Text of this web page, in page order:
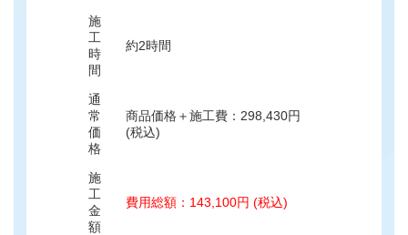
施
工
時
間
約2時間
通
常
価
格
商品価格＋施工費：298,430円
(税込)
施
工
金
額
費用総額：143,100円 (税込)